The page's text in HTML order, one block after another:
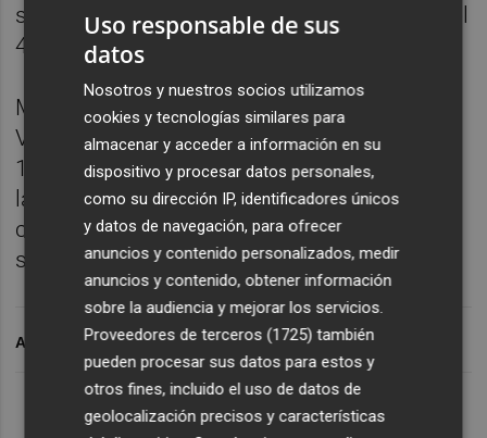
semestre en positivo, con un crecimiento del
4,4%, hasta los 80,3 millones de euros.
Mapfre, que es líder en la Comunitat
Valenciana con una cuota de mercado del
13,1 cuenta con más de 747.000 clientes en
la región, y tiene cerca de 620 empleados y
cerca de 350 oficinas, en las que ofrece un
servicio cercano y personalizado.
ARCHIVADO EN
Uso responsable de sus
datos
Nosotros y nuestros socios utilizamos
cookies y tecnologías similares para
almacenar y acceder a información en su
dispositivo y procesar datos personales,
como su dirección IP, identificadores únicos
y datos de navegación, para ofrecer
anuncios y contenido personalizados, medir
anuncios y contenido, obtener información
sobre la audiencia y mejorar los servicios.
Proveedores de terceros (1725) también
pueden procesar sus datos para estos y
otros fines, incluido el uso de datos de
geolocalización precisos y características